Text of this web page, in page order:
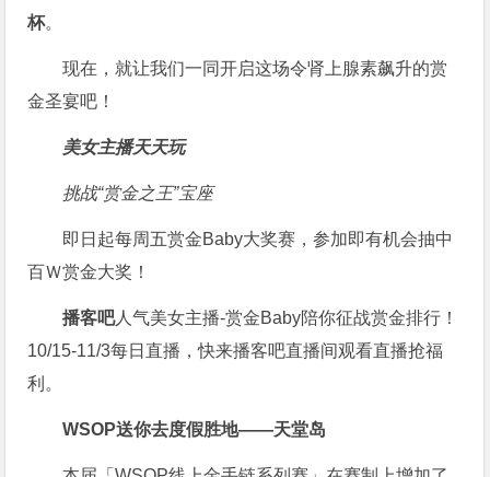
杯。
现在，就让我们一同开启这场令肾上腺素飙升的赏
金圣宴吧！
美女主播天天玩
挑战“赏金之王”宝座
即日起每周五赏金Baby大奖赛，参加即有机会抽中
百Ｗ赏金大奖！
播客吧人气美女主播-赏金Baby陪你征战赏金排行！
10/15-11/3每日直播，快来播客吧直播间观看直播抢福
利。
WSOP送你去度假胜地——天堂岛